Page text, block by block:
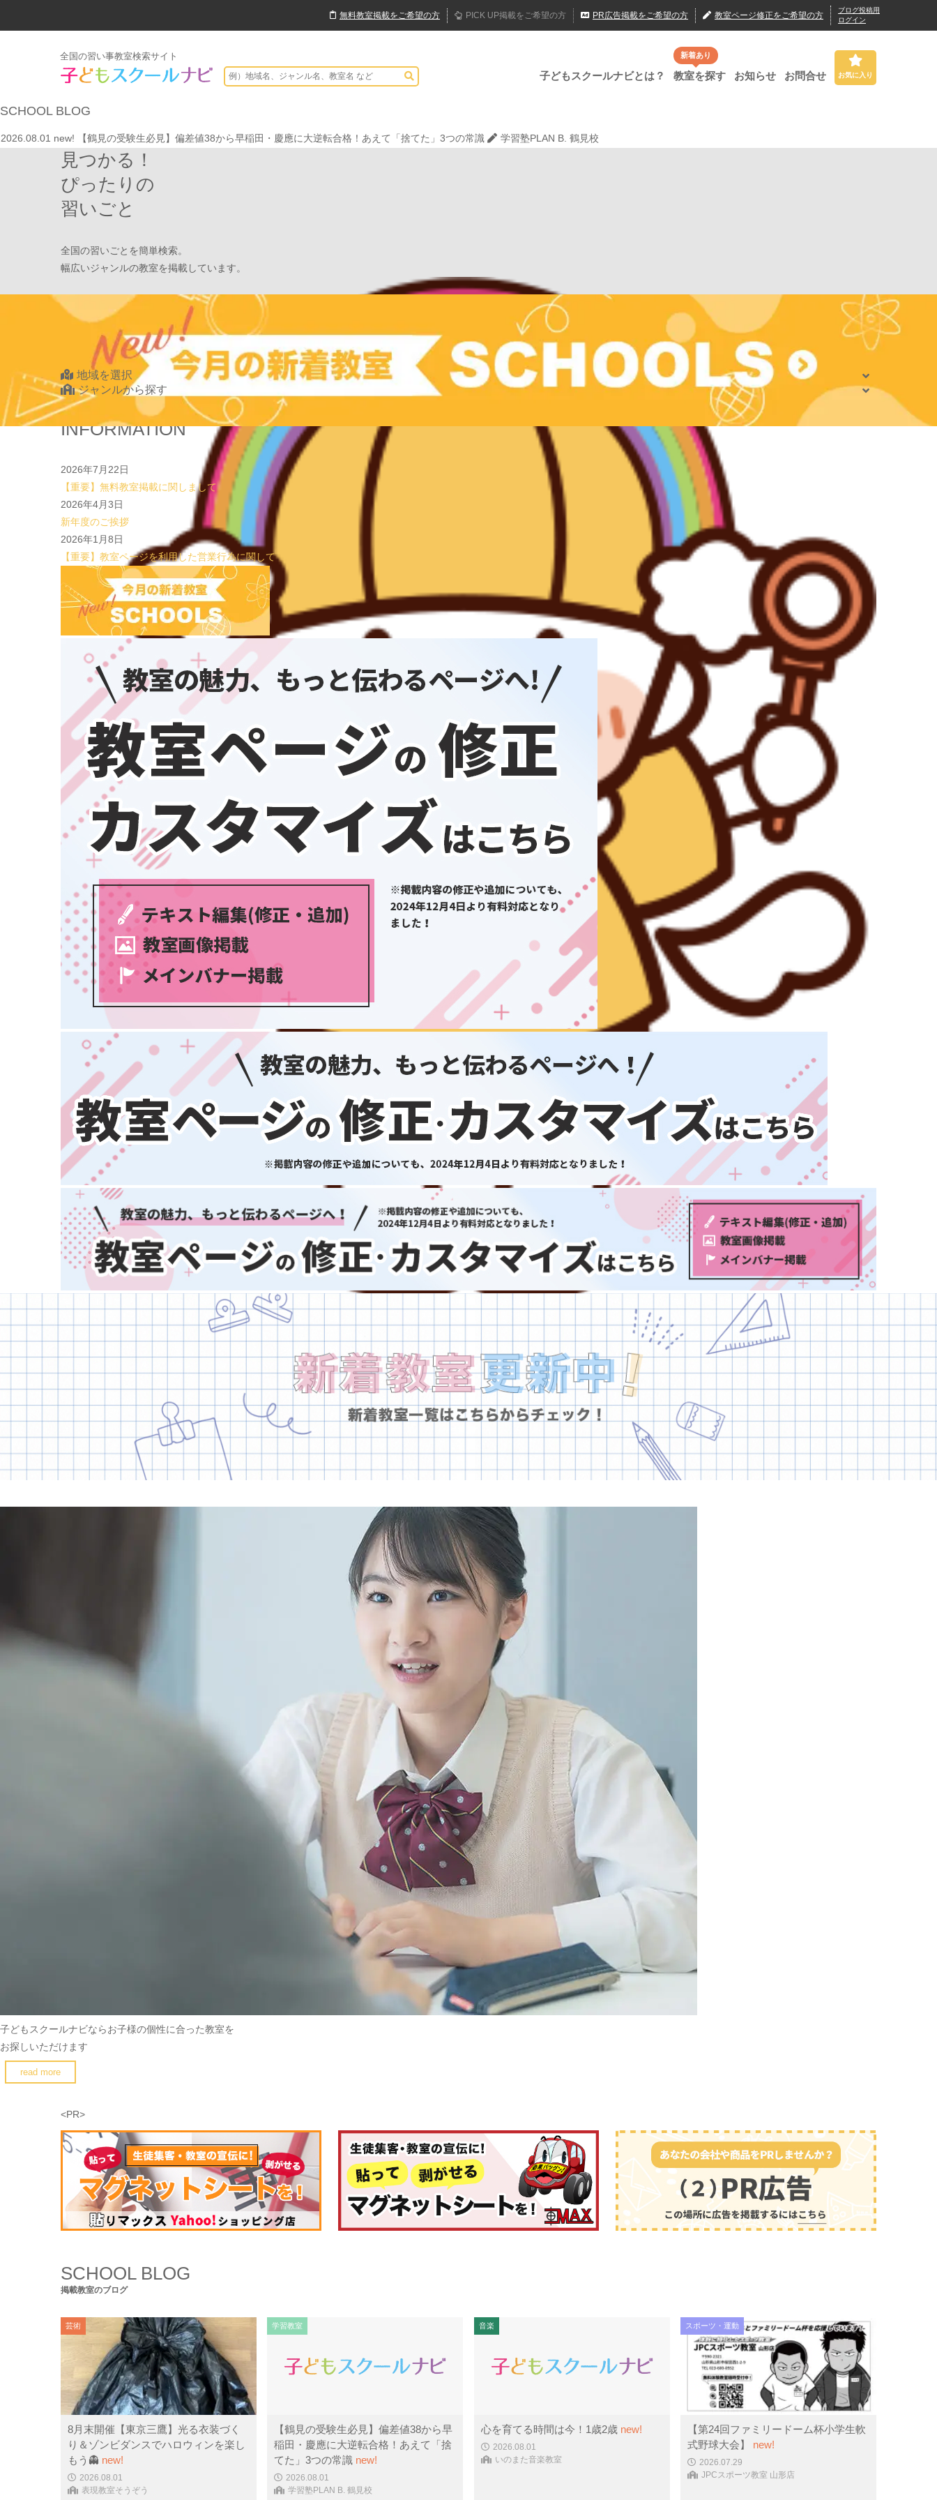
無料教室掲載をご希望の方 PICK UP掲載をご希望の方 PR広告掲載をご希望の方 教室ページ修正をご希望の方
ブログ投稿用
ログイン
全国の習い事教室検索サイト
子どもスクールナビとは？
新着あり
教室を探す お知らせ お問合せ お気に入り
SCHOOL BLOG
2026.08.01 new! 【鶴見の受験生必見】偏差値38から早稲田・慶應に大逆転合格！あえて「捨てた」3つの常識
学習塾PLAN B. 鶴見校
new! 心を育てる時間は今！1歳2歳
new! 【第24回ファミリードーム杯小学生軟式野球大会】
情操教育ってつまり何？
【オンライン開催】夏休みの作文・日記お助け講座
new! 【鶴見の受験生必見】偏差値38から早稲田・慶應に大逆転合格！あえて「捨てた」3つの常識
new! 心を育てる時間は今！1歳2歳
いのまた音楽教室
JPCスポーツ教室 山形店
情操教育ってつまり何？
いのまた音楽教室
【オンライン開催】夏休みの作文・日記お助け講座
見つかる！
ぴったりの
習いごと
全国の習いごとを簡単検索。
幅広いジャンルの教室を掲載しています。
子どもスクールナビ
公式キャラクター
Find Your School
地域を選択
北海道・東北
北海道
岩手県
宮城県
秋田県
山形県
福島県
関東
栃木県
群馬県
埼玉県
東京都
神奈川県
新潟県
富山県
石川県
福井県
山梨県
長野県
岐阜県
静岡県
関西
滋賀県
京都府
大阪府
兵庫県
奈良県
和歌山県
鳥取県
島根県
岡山県
広島県
山口県
徳島県
香川県
愛媛県
高知県
九州・沖縄
佐賀県
長崎県
熊本県
宮崎県
鹿児島県
沖縄県
ジャンルから探す
学習教室 (5437)
スポーツ・運動(2745)
INFORMATION
2026年7月22日
【重要】無料教室掲載に関しまして
2026年4月3日
新年度のご挨拶
2026年1月8日
【重要】教室ページを利用した営業行為に関して
子どもスクールナビならお子様の個性に合った教室を
お探しいただけます
read more
<PR>
SCHOOL BLOG
掲載教室のブログ
芸術
8月末開催【東京三鷹】光る衣装づく
り＆ゾンビダンスでハロウィンを楽し
もう👻 new!
2026.08.01
表現教室そうぞう
学習教室
【鶴見の受験生必見】偏差値38から早
稲田・慶應に大逆転合格！あえて「捨
てた」3つの常識 new!
2026.08.01
学習塾PLAN B. 鶴見校
音楽
心を育てる時間は今！1歳2歳 new!
2026.08.01
いのまた音楽教室
スポーツ・運動
【第24回ファミリードーム杯小学生軟
式野球大会】 new!
2026.07.29
JPCスポーツ教室 山形店